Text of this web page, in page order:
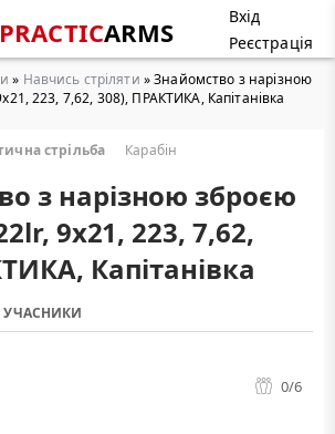
PRACTICARMS
Вхід
Реєстрація
» Навчись стріляти » Знайомство з нарізною
223, 7,62, 308), ПРАКТИКА, Капітанівка
стрільба Карабін
з нарізною зброєю
9х21, 223, 7,62,
Капітанівка
УЧАСНИКИ
0/6